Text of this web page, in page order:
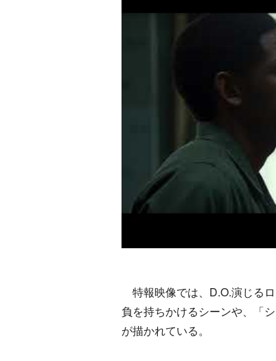
特報映像では、D.O.演じる
負を持ちかけるシーンや、「
が描かれている。